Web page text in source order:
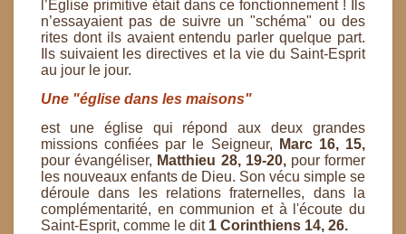
l’Eglise primitive était dans ce fonctionnement ! Ils
n’essayaient pas de suivre un "schéma" ou des
rites dont ils avaient entendu parler quelque part.
Ils suivaient les directives et la vie du Saint-Esprit
au jour le jour.
Une "église dans les maisons"
est une église qui répond aux deux grandes
missions confiées par le Seigneur,
Marc 16, 15,
pour évangéliser, Matthieu 28, 19-20,pour former
les nouveaux enfants de Dieu. Son vécu simple se
déroule dans les relations fraternelles, dans la
complémentarité, en communion et à
l'écoute du
Saint-Esprit, comme le dit 1 Corinthiens 14, 26.